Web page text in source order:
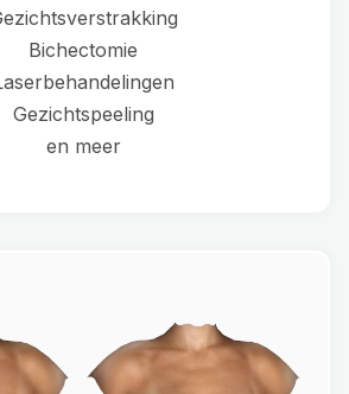
Bichectomie
Gezichtspeeling
en meer